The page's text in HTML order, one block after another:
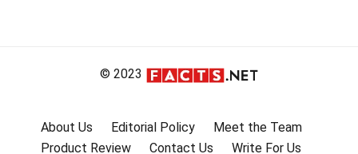
© 2023
About Us Editorial Policy
Meet the Team
Product Review
Contact Us
Write For Us